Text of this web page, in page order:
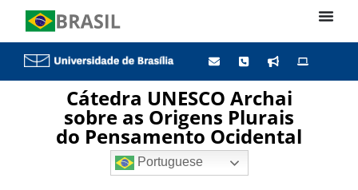
Cátedra UNESCO Archai
sobre as Origens Plurais
do Pensamento Ocidental
Portuguese